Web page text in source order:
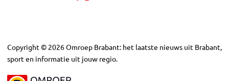
Copyright © 2026Omroep Brabant: het laatste nieuws uit Brabant,
sport en informatie uit jouw regio.